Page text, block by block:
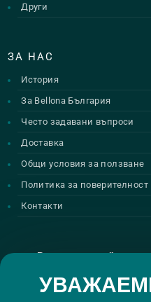
Други
ЗА НАС
История
За Bellona България
Често задавани въпроси
Доставка
Общи условия за ползване
Политика за поверителност
Контакти
Регистрирай се